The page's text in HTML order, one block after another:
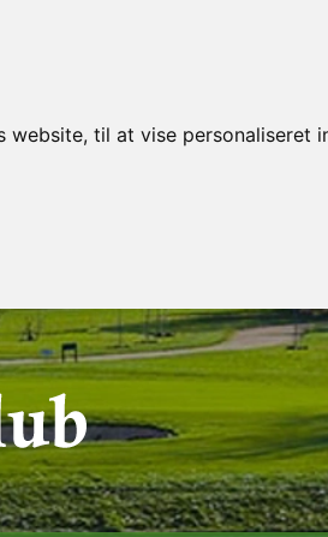
til at vise personaliseret